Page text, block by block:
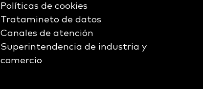
Políticas de cookies
Tratamineto de datos
Canales de atención
Superintendencia de industria y
comercio